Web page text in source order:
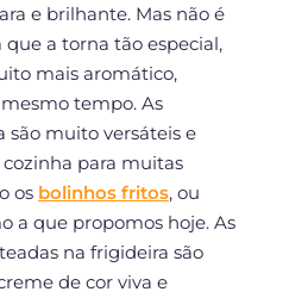
e brilhante. Mas não é
a torna tão especial,
mais aromático,
tempo. As
muito versáteis e
para muitas
os bolinhos fritos, ou
a que propomos hoje. As
na frigideira são
de cor viva e